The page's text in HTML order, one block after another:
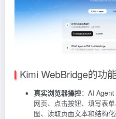
Kimi WebBridge的功
真实浏览器操控：AI
网页、点击按钮、填写表
图、读取页面文本和结构化